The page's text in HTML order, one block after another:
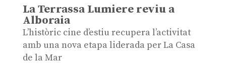
La Terrassa Lumiere reviu a
Alboraia
L’històric cine d’estiu recupera l’activitat
amb una nova etapa liderada per La Casa
de la Mar